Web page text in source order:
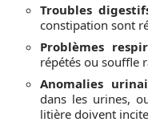
Troubles
constipation sont
Problèmes
répétés ou souffle
Anomalies
dans les urines,
litière doivent